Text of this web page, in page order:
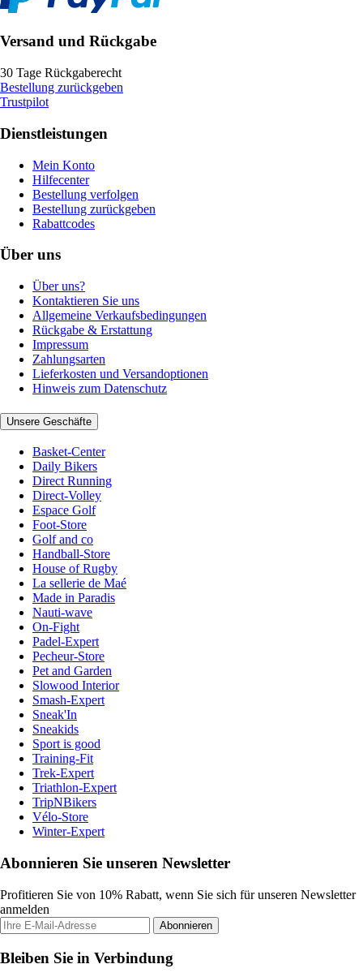
Versand und Rückgabe
30 Tage Rückgaberecht
Bestellung zurückgeben
Trustpilot
Dienstleistungen
Mein Konto
Hilfecenter
Bestellung verfolgen
Bestellung zurückgeben
Rabattcodes
Über uns
Über uns?
Kontaktieren Sie uns
Allgemeine Verkaufsbedingungen
Rückgabe & Erstattung
Impressum
Zahlungsarten
Lieferkosten und Versandoptionen
Hinweis zum Datenschutz
Unsere Geschäfte
Basket-Center
Daily Bikers
Direct Running
Direct-Volley
Espace Golf
Foot-Store
Golf and co
Handball-Store
House of Rugby
La sellerie de Maé
Made in Paradis
Nauti-wave
On-Fight
Padel-Expert
Pecheur-Store
Pet and Garden
Slowood Interior
Smash-Expert
Sneak'In
Sneakids
Sport is good
Training-Fit
Trek-Expert
Triathlon-Expert
TripNBikers
Vélo-Store
Winter-Expert
Abonnieren Sie unseren Newsletter
Profitieren Sie von 10% Rabatt, wenn Sie sich für unseren Newsletter
anmelden
Abonnieren
Bleiben Sie in Verbindung